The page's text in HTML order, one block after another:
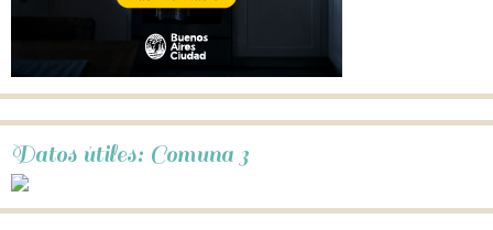
Datos útiles: Comuna 3